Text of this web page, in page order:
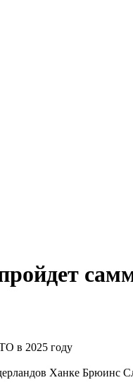
Ханке Брюинс